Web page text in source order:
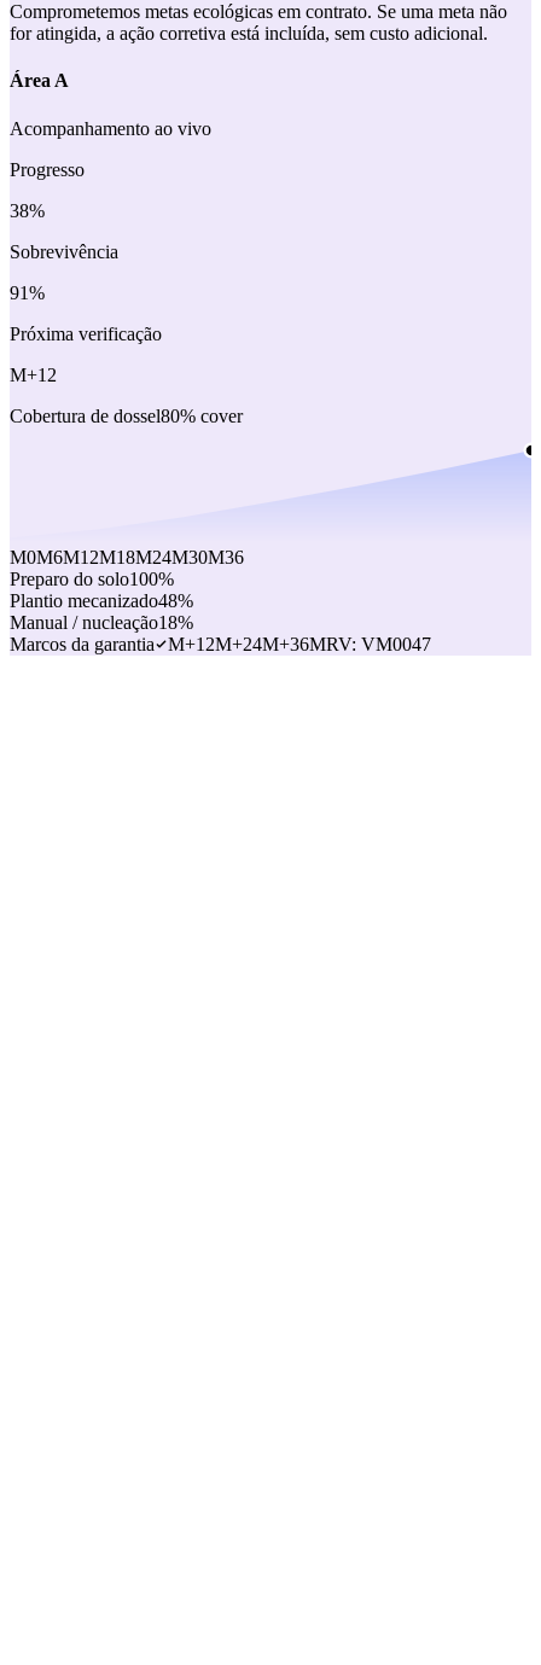
Comprometemos metas ecológicas em contrato. Se uma meta não
for atingida, a ação corretiva está incluída, sem custo adicional.
Área A
Acompanhamento ao vivo
Progresso
38%
Sobrevivência
91%
Próxima verificação
M+12
Cobertura de dossel80% cover
M0M6M12M18M24M30M36
Preparo do solo100%
Plantio mecanizado48%
Manual / nucleação18%
Marcos da garantia
M+12M+24M+36MRV: VM0047